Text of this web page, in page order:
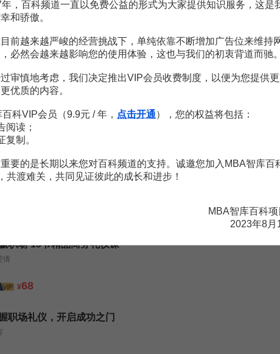
销礼仪 13页
务礼仪，职场交往的加分利器
波
¥99
商务礼仪——提升金融人的格调
职场·15节精品商务礼仪课
倩
¥68
职场礼仪，开启成功之门
，百科频道一直以免费公益的形式为大家提供知识服务，这是
和骄傲。
前越来越严峻的经营挑战下，单纯依靠不断增加广告位来维持
必然会越来越影响您的使用体验，这也与我们的初衷背道而驰。
审慎地考虑，我们决定推出VIP会员收费制度，以便为您提供
优质的内容。
科VIP会员（9.9元 / 年， 点击开通），您的权益将包括：
阅读；
复制。
要的是长期以来您对百科频道的支持。诚邀您加入MBA智库百
共渡难关，共同见证彼此的成长和进步！
MBA智库百科项
2023年8月